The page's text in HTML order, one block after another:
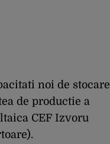
noi de stocare
de productie a
CEF Izvoru